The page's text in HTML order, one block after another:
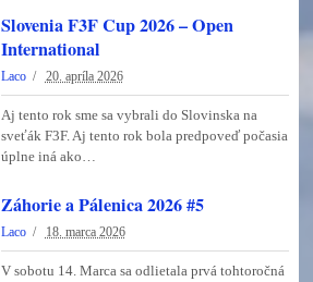
Slovenia F3F Cup 2026 – Open
International
Laco 20. apríla 2026
Aj tento rok sme sa vybrali do Slovinska na
sveťák F3F. Aj tento rok bola predpoveď počasia
úplne iná ako…
Záhorie a Pálenica 2026 #5
Laco 18. marca 2026
V sobotu 14. Marca sa odlietala prvá tohtoročná